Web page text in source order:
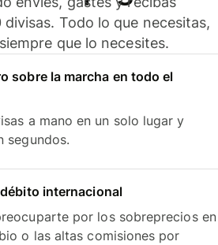
Todo lo que necesitas,
que lo necesites.
sobre la marcha en todo el
a mano en un solo lugar y
segundos.
internacional
por los sobreprecios en
o las altas comisiones por